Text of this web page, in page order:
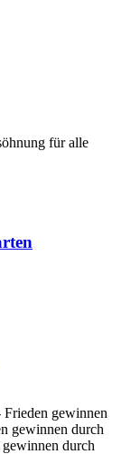
für alle
gewinnen
gewinnen durch
durch